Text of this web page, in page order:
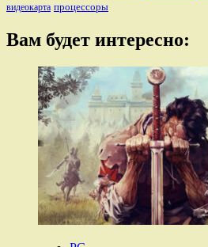
видеокарта процессоры
Вам будет интересно: